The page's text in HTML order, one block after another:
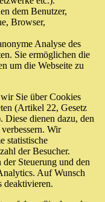
dem Benutzer,
Browser,
Analyse des
Sie ermöglichen die
um die Webseite zu
Sie über Cookies
(Artikel 22, Gesetz
dienen dazu, den
Wir
statistische
der Besucher.
Steuerung und den
Auf Wunsch
deaktivieren.